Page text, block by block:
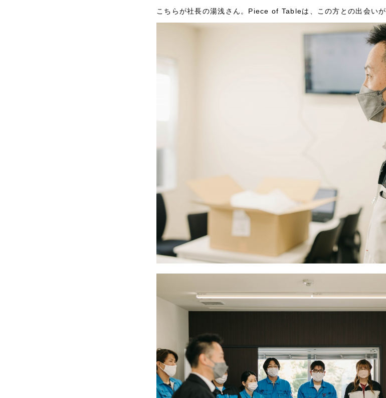
こちらが社長の湯浅さん。Piece of Tableは、この方との出会い